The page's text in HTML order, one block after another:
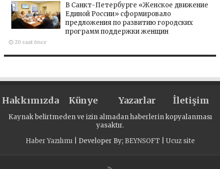
В Санкт-Петербурге «Женское движение
Единой России» сформировало
предложения по развитию городских
программ поддержки женщин
20 saat önce
Hakkımızda Künye Yazarlar İletişim
Kaynak belirtmeden ve izin almadan haberlerin kopyalanması
yasaktır.
Haber Yazılımı| Developer By; BEYNSOFT Ucuz site